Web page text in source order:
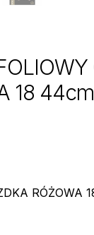
18 44cm
RÓŻOWA